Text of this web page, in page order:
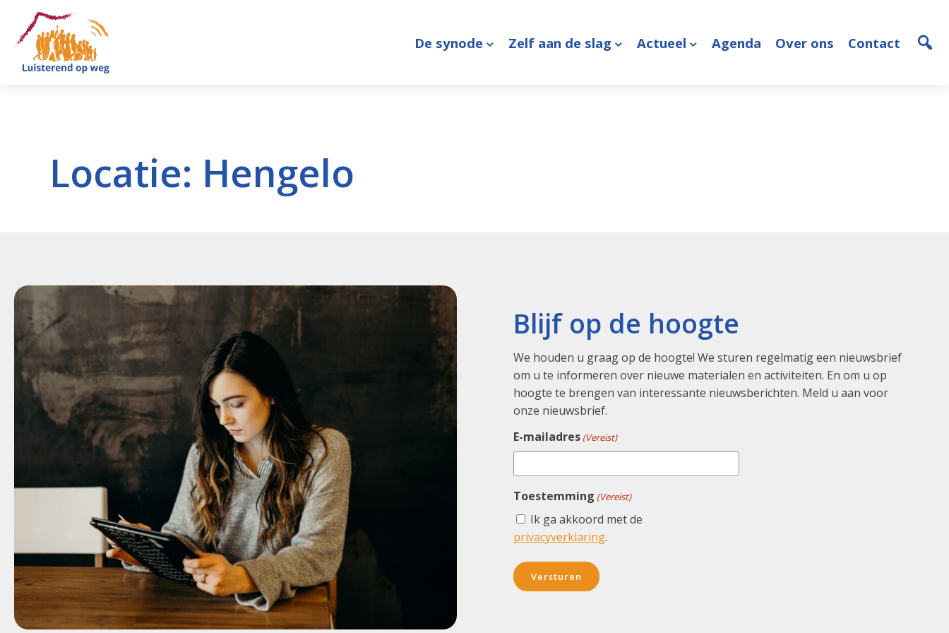
De synode Zelf aan de slag Actueel Agenda Over ons Contact
Locatie: Hengelo
Blijf op de hoogte
We houden u graag op de hoogte! We sturen regelmatig een nieuwsbrief
om u te informeren over nieuwe materialen en activiteiten. En om u op
hoogte te brengen van interessante nieuwsberichten. Meld u aan voor
onze nieuwsbrief.
E-mailadres (Vereist)
Toestemming (Vereist)
Ik ga akkoord met de
privacyverklaring.